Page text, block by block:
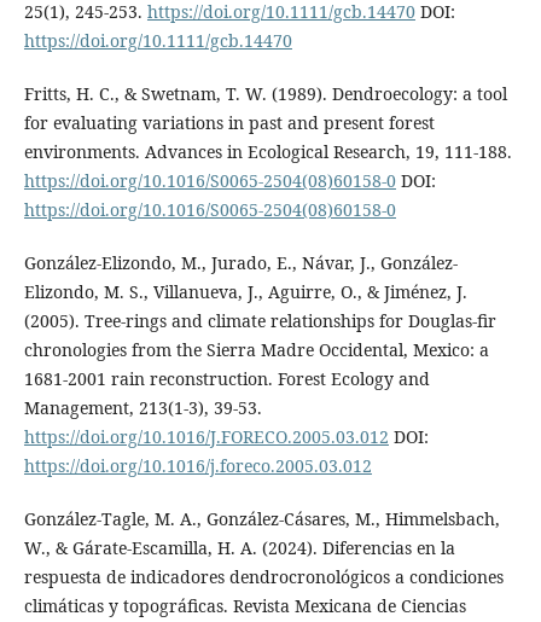
25(1), 245-253. https://doi.org/10.1111/gcb.14470DOI:
https://doi.org/10.1111/gcb.14470
Fritts, H. C., & Swetnam, T. W. (1989). Dendroecology: a tool
for evaluating variations in past and present forest
environments. Advances in Ecological Research, 19, 111-188.
https://doi.org/10.1016/S0065-2504(08)60158-0DOI:
https://doi.org/10.1016/S0065-2504(08)60158-0
González-Elizondo, M., Jurado, E., Návar, J., González-
Elizondo, M. S., Villanueva, J., Aguirre, O., & Jiménez, J.
(2005). Tree-rings and climate relationships for Douglas-fir
chronologies from the Sierra Madre Occidental, Mexico: a
1681-2001 rain reconstruction. Forest Ecology and
Management, 213(1-3), 39-53.
https://doi.org/10.1016/J.FORECO.2005.03.012 DOI:
https://doi.org/10.1016/j.foreco.2005.03.012
González-Tagle, M. A., González-Cásares, M., Himmelsbach,
W., & Gárate-Escamilla, H. A. (2024). Diferencias en la
respuesta de indicadores dendrocronológicos a condiciones
climáticas y topográficas. Revista Mexicana de Ciencias